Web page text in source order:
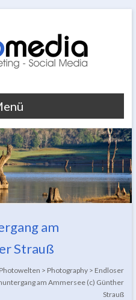
am
Strauß
Photowelten > Photography > Endloser
am Ammersee (c) Günther
Strauß